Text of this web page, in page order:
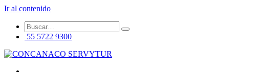
Ir al contenido
55 5722 9300